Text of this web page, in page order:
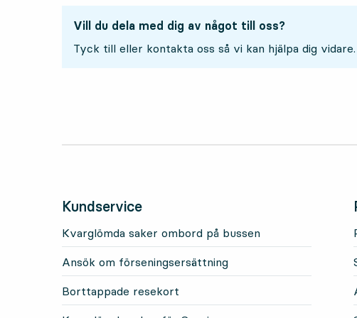
Vill du dela med dig av något till oss?
Tyck till eller kontakta oss så vi kan hjälpa dig vidare.
Kundservice
Kvarglömda saker ombord på bussen
Ansök om förseningsersättning
Borttappade resekort